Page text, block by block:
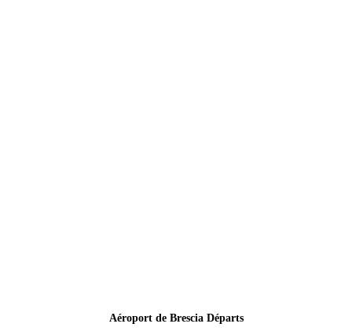
Aéroport de Brescia Départs